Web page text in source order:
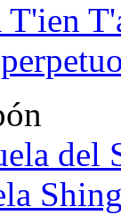
T'ien
del